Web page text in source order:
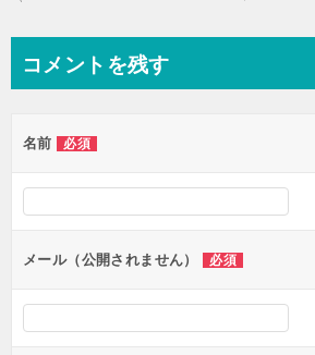
ビ
ー
シ
ン
コメントを残す
名前 必須
メール（公開されません） 必須